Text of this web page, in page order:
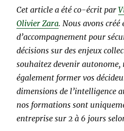
Cet article a été co-écrit par
Olivier Zara. Nous avons
d’accompagnement pour
décisions sur des enjeux
souhaitez devenir autonome,
également former vos
dimensions de l’intelligence
nos formations sont
entreprise sur 2 à 6 jours